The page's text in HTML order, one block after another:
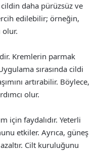
cildin daha pürüzsüz ve
edilebilir; örneğin,
olur.
Kremlerin parmak
sırasında cildi
artırabilir. Böylece,
olur.
için faydalıdır. Yeterli
etkiler. Ayrıca, güneş
Cilt kuruluğunu